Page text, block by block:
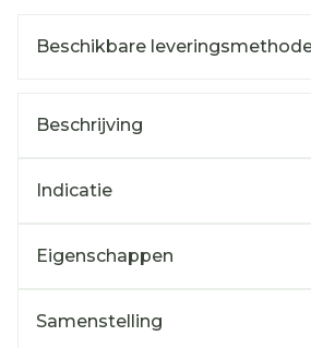
Beschikbare
Beschrijving
Indicatie
Eigenschappen
Samenstelling